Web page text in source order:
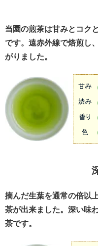
当園の煎茶は甘みとコク
です。遠赤外線で焙煎し
がりました。
摘んだ生葉を通常の倍以
茶が出来ました。深い味
茶です。